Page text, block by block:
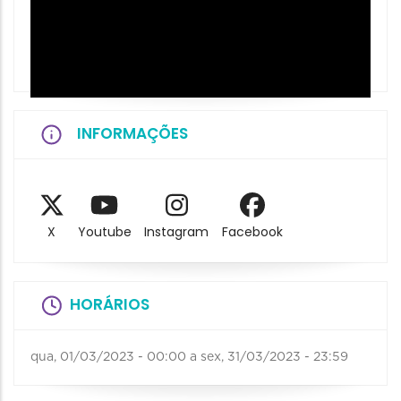
INFORMAÇÕES
X Youtube Instagram Facebook
HORÁRIOS
qua, 01/03/2023 - 00:00 a sex, 31/03/2023 - 23:59